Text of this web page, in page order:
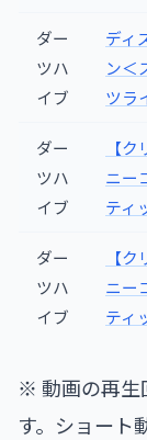
ダー
ツハ
イブ
ディ
ン＜
ツラ
ダー
ツハ
イブ
【
ニー
ティ
ダー
ツハ
イブ
【
ニー
ティ
※ 動画の再生
す。ショート